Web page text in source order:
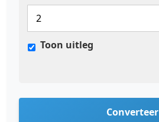
Toon uitleg
Converteer